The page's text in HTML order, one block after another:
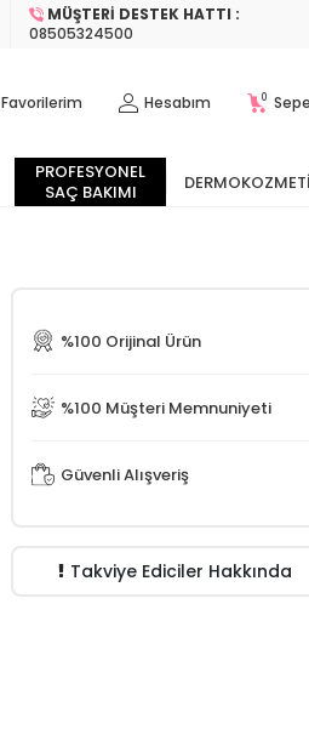
MÜŞTERI DESTEK HATTI :
08505324500
Favorilerim Hesabım 0
PROFESYONEL
SAÇ BAKIMI
%100 Orijinal Ürün
%100 Müşteri Memnuniyeti
Güvenli Alışveriş
Takviye Ediciler Hakkında